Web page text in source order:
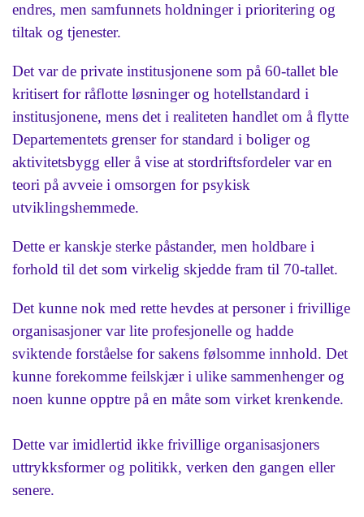
endres, men samfunnets holdninger i prioritering og
tiltak og tjenester.
Det var de private institusjonene som på 60-tallet ble
kritisert for råflotte løsninger og hotellstandard i
institusjonene, mens det i realiteten handlet om å flytte
Departementets grenser for standard i boliger og
aktivitetsbygg eller å vise at stordriftsfordeler var en
teori på avveie i omsorgen for psykisk
utviklingshemmede.
Dette er kanskje sterke påstander, men holdbare i
forhold til det som virkelig skjedde fram til 70-tallet.
Det kunne nok med rette hevdes at personer i frivillige
organisasjoner var lite profesjonelle og hadde
sviktende forståelse for sakens følsomme innhold. Det
kunne forekomme feilskjær i ulike sammenhenger og
noen kunne opptre på en måte som virket krenkende.
Dette var imidlertid ikke frivillige organisasjoners
uttrykksformer og politikk, verken den gangen eller
senere.